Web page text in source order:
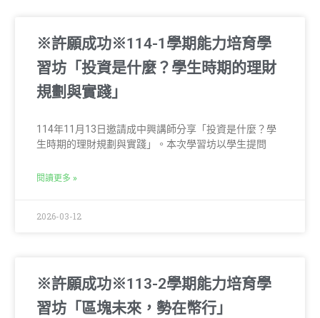
※許願成功※114-1學期能力培育學
習坊「投資是什麼？學生時期的理財
規劃與實踐」
114年11月13日邀請成中興講師分享「投資是什麼？學
生時期的理財規劃與實踐」。本次學習坊以學生提問
閱讀更多 »
2026-03-12
※許願成功※113-2學期能力培育學
習坊「區塊未來，勢在幣行」